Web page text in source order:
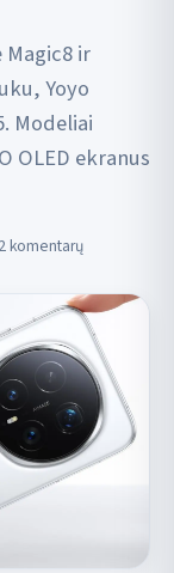
ir
Yoyo
Modeliai
OLED ekranus
2 komentarų